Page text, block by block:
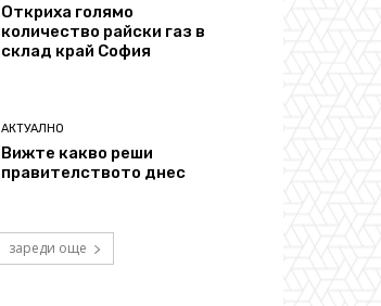
Откриха голямо
количество райски газ в
склад край София
АКТУАЛНО
Вижте какво реши
правителството днес
зареди още